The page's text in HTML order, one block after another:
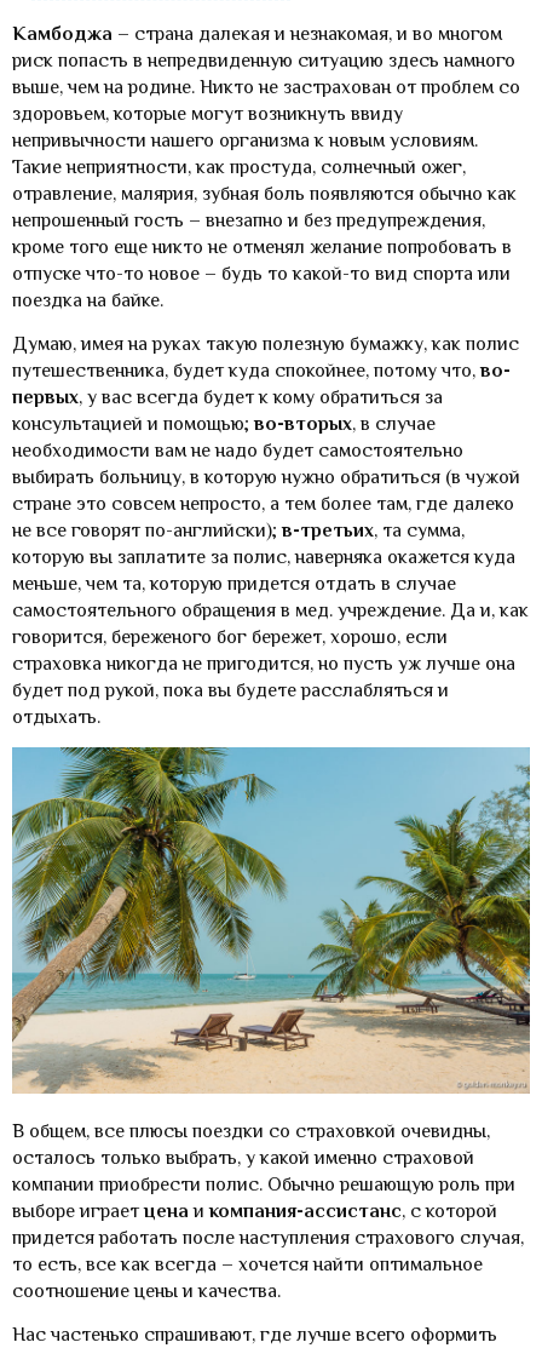
Камбоджа – страна далекая и незнакомая, и во многом
риск попасть в непредвиденную ситуацию здесь намного
выше, чем на родине. Никто не застрахован от проблем со
здоровьем, которые могут возникнуть ввиду
непривычности нашего организма к новым условиям.
Такие неприятности, как простуда, солнечный ожег,
отравление, малярия, зубная боль появляются обычно как
непрошенный гость – внезапно и без предупреждения,
кроме того еще никто не отменял желание попробовать в
отпуске что-то новое – будь то какой-то вид спорта или
поездка на байке.
Думаю, имея на руках такую полезную бумажку, как полис
путешественника, будет куда спокойнее, потому что,во-
первых, у вас всегда будет к кому обратиться за
консультацией и помощью;во-вторых, в случае
необходимости вам не надо будет самостоятельно
выбирать больницу, в которую нужно обратиться (в чужой
стране это совсем непросто, а тем более там, где далеко
не все говорят по-английски);в-третьих, та сумма,
которую вы заплатите за полис, наверняка окажется куда
меньше, чем та, которую придется отдать в случае
самостоятельного обращения в мед. учреждение. Да и, как
говорится, береженого бог бережет, хорошо, если
страховка никогда не пригодится, но пусть уж лучше она
будет под рукой, пока вы будете расслабляться и
отдыхать.
В общем, все плюсы поездки со страховкой очевидны,
осталось только выбрать, у какой именно страховой
компании приобрести полис. Обычно решающую роль при
выборе играетцена икомпания-ассистанс, с которой
придется работать после наступления страхового случая,
то есть, все как всегда – хочется найти оптимальное
соотношение цены и качества.
Нас частенько спрашивают, где лучше всего оформить